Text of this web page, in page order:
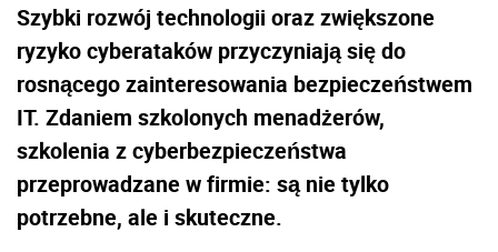
Szybki rozwój technologii oraz zwiększone
ryzyko cyberataków przyczyniają się do
rosnącego zainteresowania bezpieczeństwem
IT. Zdaniem szkolonych menadżerów,
szkolenia z cyberbezpieczeństwa
przeprowadzane w firmie: są nie tylko
potrzebne, ale i skuteczne.